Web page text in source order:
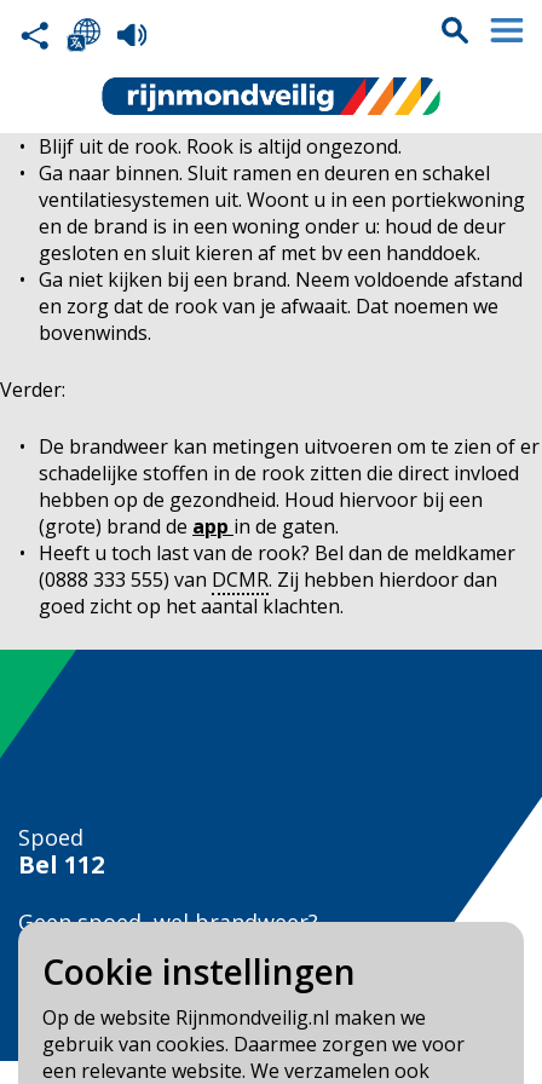
Cookie instellingen
Op de website Rijnmondveilig.nl maken we
gebruik van cookies. Daarmee zorgen we voor
een relevante website. We verzamelen ook
Blijf uit de rook. Rook is altijd ongezond.
Ga naar binnen. Sluit ramen en deuren en schakel
ventilatiesystemen uit. Woont u in een portiekwoning
en de brand is in een woning onder u: houd de deur
gesloten en sluit kieren af met bv een handdoek.
Ga niet kijken bij een brand. Neem voldoende afstand
en zorg dat de rook van je afwaait. Dat noemen we
bovenwinds.
Verder:
De brandweer kan metingen uitvoeren om te zien of er
schadelijke stoffen in de rook zitten die direct invloed
hebben op de gezondheid. Houd hiervoor bij een
(grote) brand de app in de gaten.
Heeft u toch last van de rook? Bel dan de meldkamer
(0888 333 555) van DCMR. Zij hebben hierdoor dan
goed zicht op het aantal klachten.
Spoed
Bel 112
Geen spoed, wel brandweer?
Bel
Veilig Leven?
Bel 0900-8387